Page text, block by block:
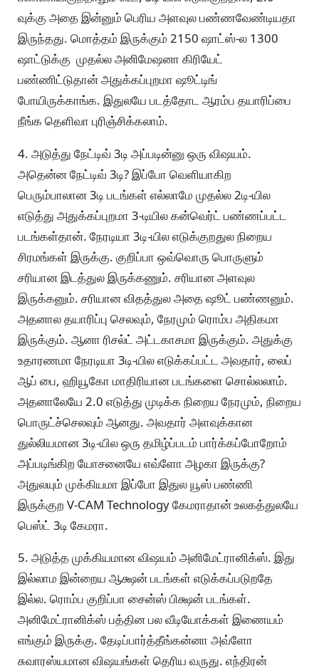
வுக்கு அதை இன்னும் பெரிய அளவுல பண்ணவேண்டியதா
இருந்தது. மொத்தம் இருக்கும் 2150 ஷாட்ஸ்-ல 1300
ஷாட்டுக்கு முதல்ல அனிமேஷனா கிரியேட்
பண்ணிட்டுதான் அதுக்கப்புறமா ஷூட்டிங்
போயிருக்காங்க. இதுலயே படத்தோட ஆரம்ப தயாரிப்பை
நீங்க தெளிவா புரிஞ்சிக்கலாம்.
4. அடுத்து நேட்டிவ் 3டி அப்படின்னு ஒரு விஷயம்.
அதென்ன நேட்டிவ் 3டி? இப்போ வெளியாகிற
பெரும்பாலான 3டி படங்கள் எல்லாமே முதல்ல 2டி-யில
எடுத்து அதுக்கப்புறமா 3-டியில கன்வெர்ட் பண்ணப்பட்ட
படங்கள்தான். நேரடியா 3டி-யில எடுக்குறதுல நிறைய
சிரமங்கள் இருக்கு. குறிப்பா ஒவ்வொரு பொருளும்
சரியான இடத்துல இருக்கணும். சரியான அளவுல
இருக்கனும். சரியான விதத்துல அதை ஷூட் பண்ணனும்.
அதனால தயாரிப்பு செலவும், நேரமும் ரொம்ப அதிகமா
இருக்கும். ஆனா ரிசல்ட் அட்டகாசமா இருக்கும். அதுக்கு
உதாரணமா நேரடியா 3டி-யில எடுக்கப்பட்ட அவதார், லைப்
ஆப் பை, ஹியூகோ மாதிரியான படங்களை சொல்லலாம்.
அதனாலேயே 2.0 எடுத்து முடிக்க நிறைய நேரமும், நிறைய
பொருட்ச்செலவும் ஆனது. அவதார் அளவுக்கான
துல்லியமான 3டி-யில ஒரு தமிழ்ப்படம் பார்க்கப்போறோம்
அப்படிங்கிற யோசனையே எவ்ளோ அழகா இருக்கு?
அதுலயும் முக்கியமா இப்போ இதுல யூஸ் பண்ணி
இருக்குற V-CAM Technology கேமராதான் உலகத்துலயே
பெஸ்ட் 3டி கேமரா.
5. அடுத்த முக்கியமான விஷயம் அனிமேட்ரானிக்ஸ். இது
இல்லாம இன்றைய ஆக்ஷன் படங்கள் எடுக்கப்படுறதே
இல்ல. ரொம்ப குறிப்பா சைன்ஸ் பிக்ஷன் படங்கள்.
அனிமேட்ரானிக்ஸ் பத்தின பல வீடியோக்கள் இணையம்
எங்கும் இருக்கு. தேடிப்பார்த்தீங்கன்னா அவ்ளோ
சுவாரஸ்யமான விஷயங்கள் தெரிய வருது. எந்திரன்